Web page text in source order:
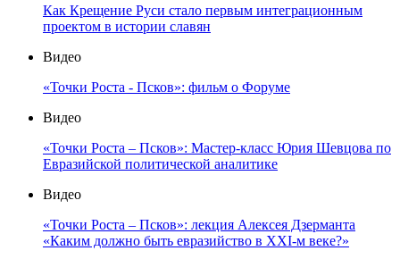
Как Крещение Руси стало первым интеграционным
проектом в истории славян
Видео
«Точки Роста - Псков»: фильм о Форуме
Видео
«Точки Роста – Псков»: Мастер-класс Юрия Шевцова по
Евразийской политической аналитике
Видео
«Точки Роста – Псков»: лекция Алексея Дзерманта
«Каким должно быть евразийство в XXI-м веке?»